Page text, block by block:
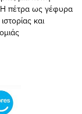
πέτρα ως γέφυρα
και